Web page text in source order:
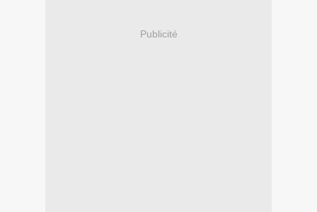
Publicité